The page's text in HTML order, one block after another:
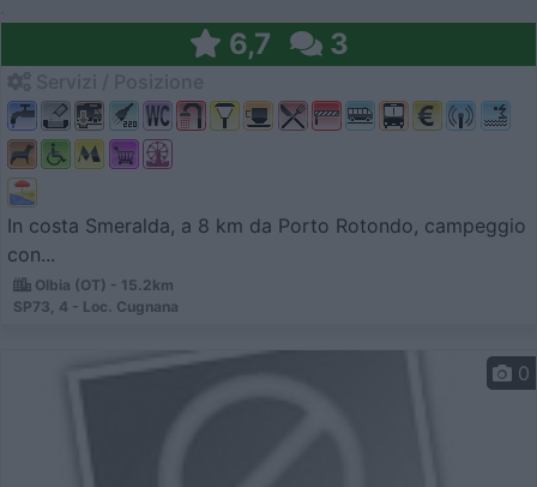
6,7 3
In costa Smeralda, a 8 km da Porto Rotondo, campeggio
con...
Olbia (OT) - 15.2km
SP73, 4 - Loc. Cugnana
0